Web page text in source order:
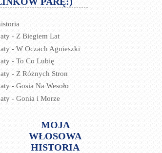
- Z Biegiem Lat
- W Oczach Agnieszki
- To Co Lubię
- Z Różnych Stron
- Gosia Na Wesoło
- Gonia i Morze
MOJA
WŁOSOWA
HISTORIA